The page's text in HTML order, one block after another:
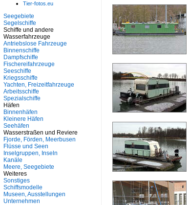
Binnenhäfen
Binnenschiffe
Flüsse und Seen
Kanäle
Seehäfen
Segelschiffe
Spezialschiffe
Alle Jahre
2010
2020
Tier-fotos.eu
Seegebiete
Segelschiffe
Schiffe und andere
Wasserfahrzeuge
Antriebslose Fahrzeuge
Binnenschiffe
Dampfschiffe
Fischereifahrzeuge
Seeschiffe
Kriegsschiffe
Yachten, Freizeitfahrzeuge
Arbeitsschiffe
Spezialschiffe
Häfen
Binnenhäfen
Kleinere Häfen
Seehäfen
Wasserstraßen und Reviere
Fjorde, Förden, Meerbusen
Flüsse und Seen
Inselgruppen, Inseln
Kanäle
Meere, Seegebiete
Weiteres
Sonstiges
Schiffsmodelle
Museen, Ausstellungen
Unternehmen